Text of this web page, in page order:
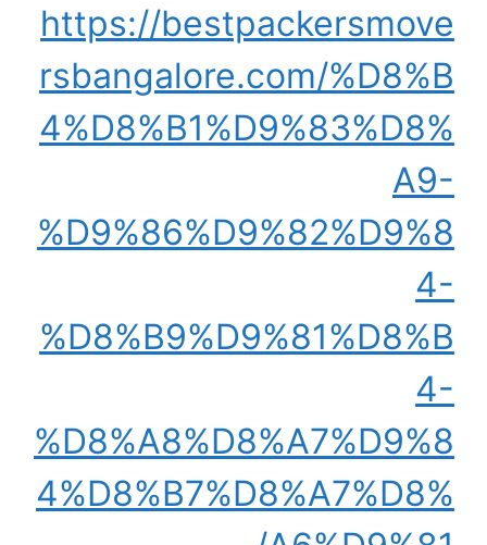
https://bestpackersmove
rsbangalore.com/%D8%B
4%D8%B1%D9%83%D8%
A9-
%D9%86%D9%82%D9%8
4-
%D8%B9%D9%81%D8%B
4-
%D8%A8%D8%A7%D9%8
4%D8%B7%D8%A7%D8%